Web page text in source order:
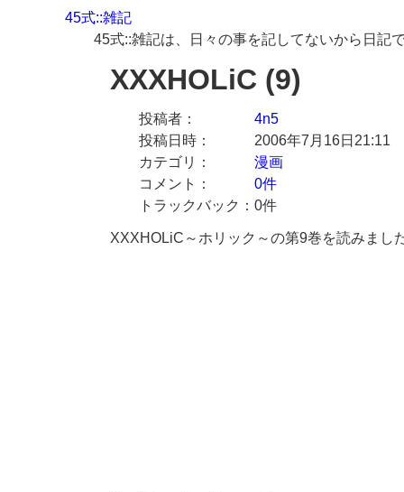
45式::雑記
45式::雑記は、日々の事を記してないから日記
XXXHOLiC (9)
投稿者
4n5
投稿日時
2006年7月16日21:11
カテゴリ
漫画
コメント
0件
トラックバック
0件
XXXHOLiC～ホリック～の第9巻を読みまし